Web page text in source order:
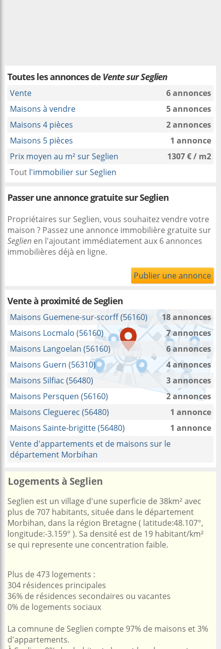
Toutes les annonces de Vente sur Seglien
Vente
6 annonces
Maisons à vendre
5 annonces
Maisons 4 pièces
2 annonces
Maisons 5 pièces
1 annonce
Prix moyen au m² sur Seglien
1307 € / m2
Tout l'immobilier sur Seglien
Passer une annonce gratuite sur Seglien
Propriétaires sur Seglien, vous souhaitez vendre votre
maison ? Passez une annonce immobilière gratuite sur
Seglien en l'ajoutant immédiatement aux 6 annonces
immobilières déjà en ligne.
Publier une annonce
Vente à proximitéde Seglien
Maisons Guemene-sur-scorff (56160)
18 annonces
Maisons Locmalo (56160)
7 annonces
Maisons Langoelan (56160)
6 annonces
Maisons Guern (56310)
4 annonces
Maisons Silfiac (56480)
3 annonces
Maisons Persquen (56160)
2 annonces
Maisons Cleguerec (56480)
1 annonce
Maisons Sainte-brigitte (56480)
1 annonce
Vente d'appartements et de maisons sur le
département Morbihan
Logements à Seglien
Seglien est un village d'une superficie de 38km² avec
plus de 707 habitants, située dans le département
Morbihan, dans la région Bretagne ( latitude:48.107°,
longitude:-3.159° ). Sa densité est de 19 habitant/km²
se qui represente une concentration faible.
Plus de 473 logements :
304 résidences principales
36% de résidences secondaires ou vacantes
0% de logements sociaux
La comnune de Seglien compte 97% de maisons et 3%
d'appartements.